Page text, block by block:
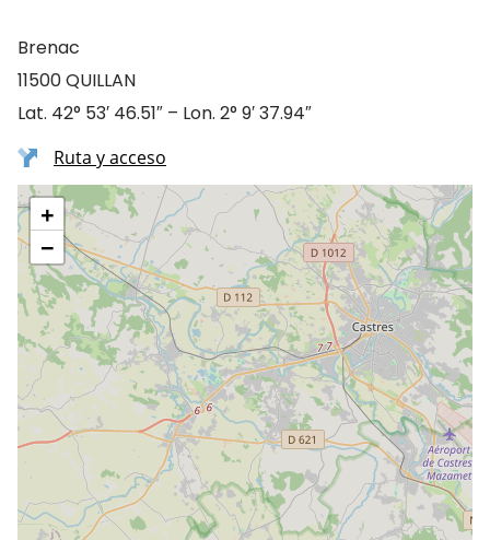
Brenac
11500 QUILLAN
Lat. 42° 53′ 46.51″ – Lon. 2° 9′ 37.94″
Ruta y acceso
+
−